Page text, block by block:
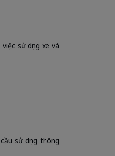
sử dụng xe và
sử dụng thông